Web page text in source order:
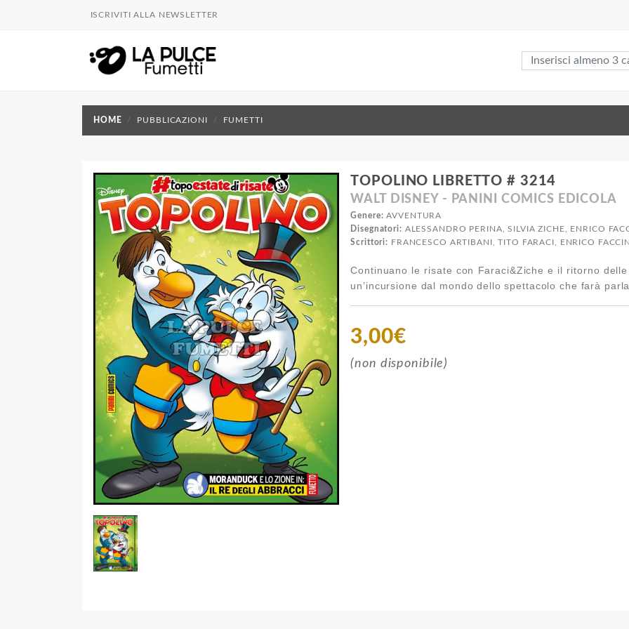
ISCRIVITI ALLA NEWSLETTER
HOME PUBBLICAZIONI FUMETTI
TOPOLINO LIBRETTO # 3214
WALT DISNEY - PANINI COMICS EDICOLA
Genere: AVVENTURA
Disegnatori: ALESSANDRO PERINA, SILVIA ZICHE, ENRICO
Scrittori: FRANCESCO ARTIBANI, TITO FARACI, ENRICO
Continuano le risate con Faraci&Ziche e il ritorno
un’incursione dal mondo dello spettacolo che farà
3,00€
(non disponibile)